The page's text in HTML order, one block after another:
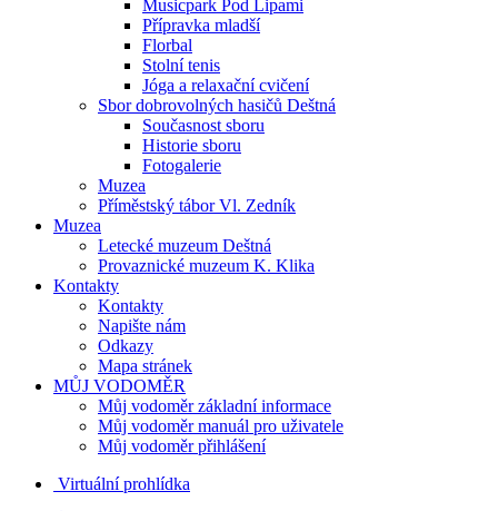
Musicpark Pod Lipami
Přípravka mladší
Florbal
Stolní tenis
Jóga a relaxační cvičení
Sbor dobrovolných hasičů Deštná
Současnost sboru
Historie sboru
Fotogalerie
Muzea
Příměstský tábor Vl. Zedník
Muzea
Letecké muzeum Deštná
Provaznické muzeum K. Klika
Kontakty
Kontakty
Napište nám
Odkazy
Mapa stránek
MŮJ VODOMĚR
Můj vodoměr základní informace
Můj vodoměr manuál pro uživatele
Můj vodoměr přihlášení
Virtuální prohlídka